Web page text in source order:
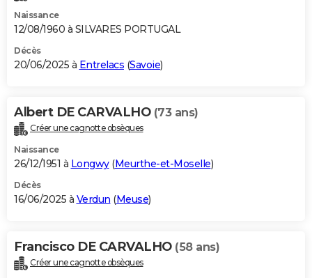
Naissance
12/08/1960 à SILVARES PORTUGAL
Décès
20/06/2025 à Entrelacs (Savoie)
Albert DE CARVALHO (73 ans)
Créer une cagnotte obsèques
Naissance
26/12/1951 à Longwy(Meurthe-et-Moselle)
Décès
16/06/2025 à Verdun (Meuse)
Francisco DE CARVALHO (58 ans)
Créer une cagnotte obsèques